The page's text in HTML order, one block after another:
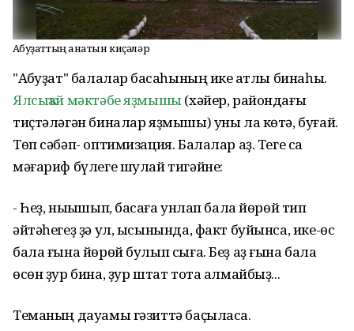
Аҡбуҙаттың ҡанатын киҫәләр
"Аҡбуҙат" балалар баҡсаһының ике ҡатлы бинаһы.
Ялсыҡай мәктәбе яҙмышы(хәйер, райондағы
тиҫтәләгән биналар яҙмышы) уны ла көтә, буғай.
Төп сәбәп- оптимизация. Балалар аҙ. Теге саҡ
мәғариф бүлеге шулай тигәйне:
- Һеҙ, ныҡышып, баҡсаға унлап бала йөрөй тип
әйтәһегеҙ ҙә ул, ысынында, факт буйынса, ике-өс
бала ғына йөрөй булып сыға. Беҙ аҙ ғына бала
өсөн ҙур бина, ҙур штат тота алмайбыҙ...
Теманың дауамы гәзиттә баҫыласаҡ.